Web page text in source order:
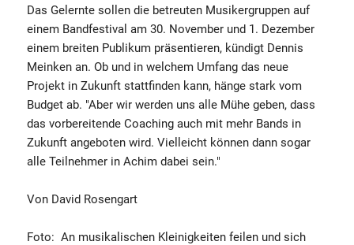
Das Gelernte sollen die betreuten Musikergruppen auf
einem Bandfestival am 30. November und 1. Dezember
einem breiten Publikum präsentieren, kündigt Dennis
Meinken an. Ob und in welchem Umfang das neue
Projekt in Zukunft stattfinden kann, hänge stark vom
Budget ab. "Aber wir werden uns alle Mühe geben, dass
das vorbereitende Coaching auch mit mehr Bands in
Zukunft angeboten wird. Vielleicht können dann sogar
alle Teilnehmer in Achim dabei sein."
Von David Rosengart
Foto: An musikalischen Kleinigkeiten feilen und sich